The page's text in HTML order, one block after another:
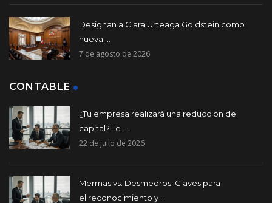
Designan a Clara Urteaga Goldstein como
nueva ...
7 de agosto de 2026
CONTABLE
¿Tu empresa realizará una reducción de
capital? Te ...
22 de julio de 2026
Mermas vs. Desmedros: Claves para
el reconocimiento y ...